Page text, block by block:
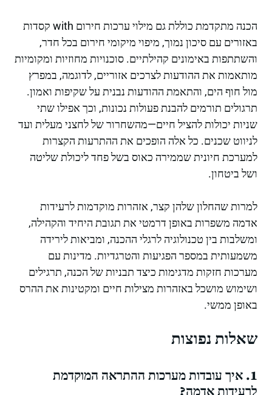
הכנה מתקדמת כוללת גם מילוי ערכות חירום with קסדות
באזורים עם סיכון נמוך, מיפוי מיקומי חירום בכל חדר,
והשתתפות באימונים קהילתיים. סוכנויות מחוזיות ומקומיות
מותאמות את ההודעות לצרכים אזוריים, לדוגמה, במפרץ
מול חוף הים, והתאמת ההודעות נבנית על שקיפות ואמון.
תרגולים תורמים להבנת פעולות נכונות, וכך אפילו שתי
שניות יכולות להציל חיים—מהשחרור של לחצני מעלית ועד
לניווט שכנים. כל אלה הופכים את ההתרעות הקצרות
למערכת חיונית שממירה כאוס בשל פחד ליכולת שליטה
ושל ביטחון.
למרות שהחלון שלהן קצר, אזהרות מוקדמות לרעידות
אדמה משפרות באופן דרמטי את תגובת היחיד והקהילה,
ומשלבות בין טכנולוגיה לרגלי ההכנה, ומביאות לירידה
משמעותית במספר הפגיעות והטרגדיות. מדינות עם
מערכות חזקות מדגימות כיצד תבניות של הכנה, תרגילים
ושימוש מושכל באזהרות מצילות חיים ומקטינות את ההרס
באופן ממשי.
שאלות נפוצות
1. איך עובדות מערכות ההתראה המוקדמת
לרעידות אדמה?